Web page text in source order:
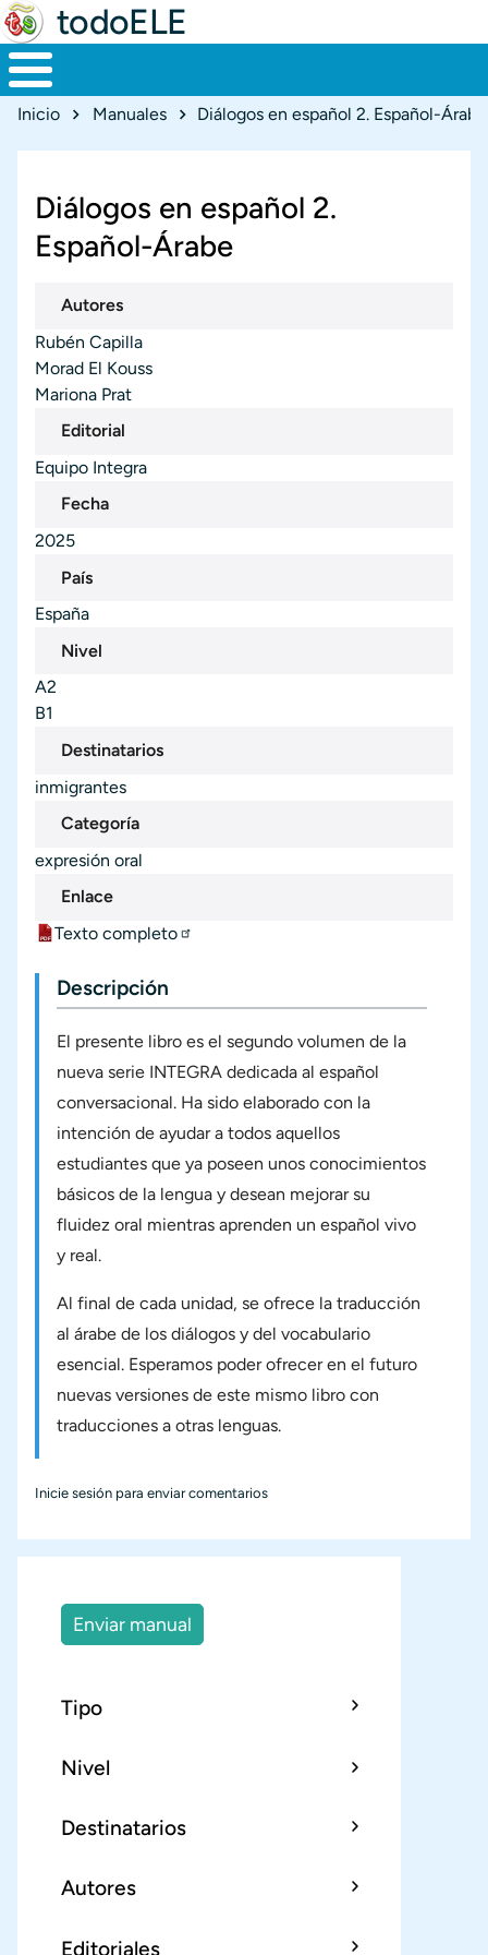
todoELE
Ruta de navegación
Inicio Manuales Diálogos en español 2. Español-Árabe
Diálogos en español 2.
Español-Árabe
Autores
Rubén Capilla
Morad El Kouss
Mariona Prat
Editorial
Equipo Integra
Fecha
2025
País
España
Nivel
A2
B1
Destinatarios
inmigrantes
Categoría
expresión oral
Enlace
Texto completo
Descripción
El presente libro es el segundo volumen de la
nueva serie INTEGRA dedicada al español
conversacional. Ha sido elaborado con la
intención de ayudar a todos aquellos
estudiantes que ya poseen unos conocimientos
básicos de la lengua y desean mejorar su
fluidez oral mientras aprenden un español vivo
y real.
Al final de cada unidad, se ofrece la traducción
al árabe de los diálogos y del vocabulario
esencial. Esperamos poder ofrecer en el futuro
nuevas versiones de este mismo libro con
traducciones a otras lenguas.
Inicie sesión para enviar comentarios
Enviar manual
Tipo
Nivel
Destinatarios
Autores
Editoriales